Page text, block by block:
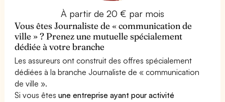
À partir de 20 € par mois
Vous êtes Journaliste de « communication de
ville » ? Prenez une mutuelle spécialement
dédiée à votre branche
Les assureurs ont construit des offres spécialement
dédiées à la branche Journaliste de « communication
de ville ».
Si vous êtesune entreprise ayant pour activité